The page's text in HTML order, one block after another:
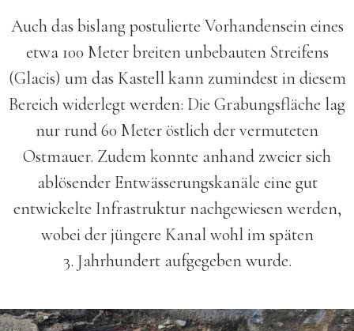
Auch das bislang postulierte Vorhanden­sein eines
etwa 100 Meter breiten unbebauten Streifens
(Glacis) um das Kastell kann zumindest in diesem
Bereich widerlegt werden: Die Grabungs­fläche lag
nur rund 60 Meter östlich der vermuteten
Ostmauer. Zudem konnte anhand zweier sich
ablösender Entwässerungs­kanäle eine gut
entwickelte Infrastruktur nach­gewiesen werden,
wobei der jüngere Kanal wohl im späten
3. Jahrhundert aufgegeben wurde.